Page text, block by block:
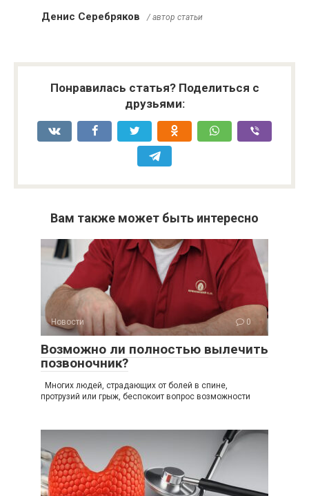
Денис Серебряков / автор статьи
Понравилась статья? Поделиться с
друзьями:
Вам также может быть интересно
Новости 0
Возможно ли полностью вылечить
позвоночник?
Многих людей, страдающих от болей в спине,
протрузий или грыж, беспокоит вопрос возможности